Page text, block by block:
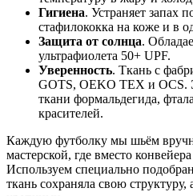
Гигиена. Устраняет запах
стафилококка на коже и в
Защита от солнца.
ультрафиолета 50+ UPF.
Уверенность. Ткань с
GOTS, OEKO TEX и OCS.
ткани формальдегида,
красителей.
Каждую футболку мы шьём
мастерской, где вместо
Используем специально
ткань сохраняла свою